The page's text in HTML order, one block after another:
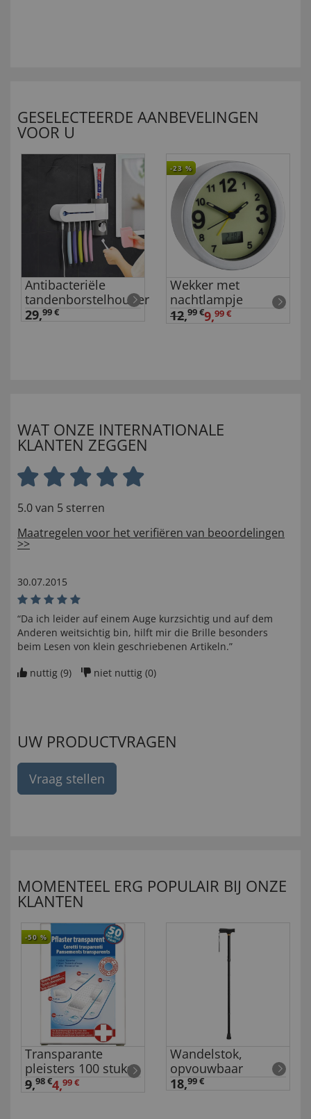
GESELECTEERDE AANBEVELINGEN
VOOR U
Antibacteriële
tandenborstelhouder
29,99 €
-23 %
Wekker met
nachtlampje
12,99 €9,99 €
WAT ONZE INTERNATIONALE
KLANTEN ZEGGEN
5.0 van 5 sterren
Maatregelen voor het verifiëren van beoordelingen
>>
30.07.2015
“Da ich leider auf einem Auge kurzsichtig und auf dem
Anderen weitsichtig bin, hilft mir die Brille besonders
beim Lesen von klein geschriebenen Artikeln.”
nuttig (9) niet nuttig (0)
UW PRODUCTVRAGEN
Vraag stellen
MOMENTEEL ERG POPULAIR BIJ ONZE
KLANTEN
-50 %
Transparante
pleisters 100 stuks
9,98 €4,99 €
Wandelstok,
opvouwbaar
18,99 €